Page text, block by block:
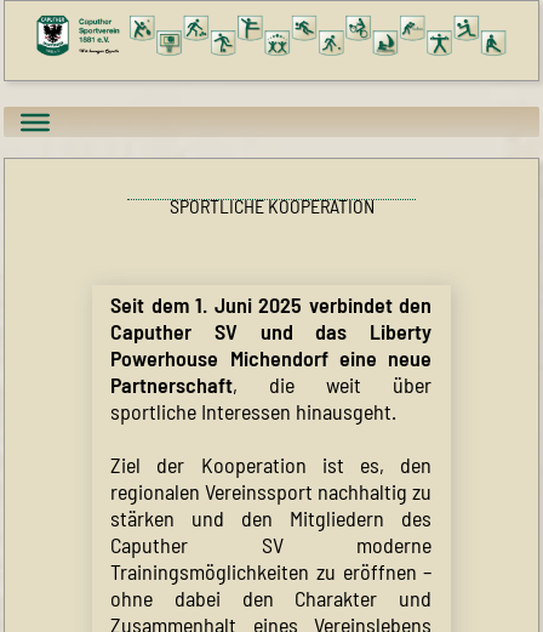
SPORTLICHE KOOPERATION
Seit dem 1. Juni 2025 verbindet den
Caputher SV und das Liberty
Powerhouse Michendorf eine neue
Partnerschaft, die weit über
sportliche Interessen hinausgeht.
Ziel der Kooperation ist es, den
regionalen Vereinssport nachhaltig zu
stärken und den Mitgliedern des
Caputher SV moderne
Trainingsmöglichkeiten zu eröffnen –
ohne dabei den Charakter und
Zusammenhalt eines Vereinslebens